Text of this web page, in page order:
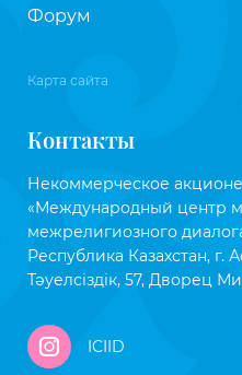
Форум
Карта сайта
Контакты
Некоммерческое
«Международный центр
межрелигиозного
Республика Казахстан, г.
Тәуелсіздік, 57, Дворец
ICIID